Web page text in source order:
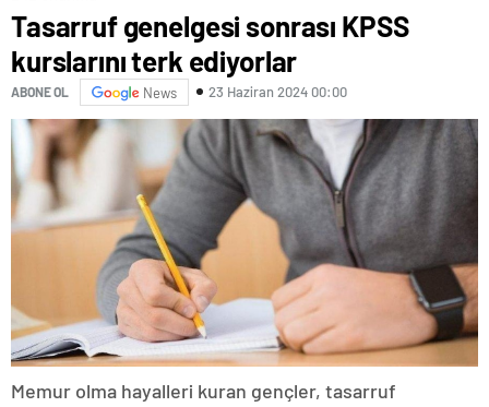
Tasarruf genelgesi sonrası KPSS
kurslarını terk ediyorlar
ABONE OL News 23 Haziran 2024 00:00
Memur olma hayalleri kuran gençler, tasarruf